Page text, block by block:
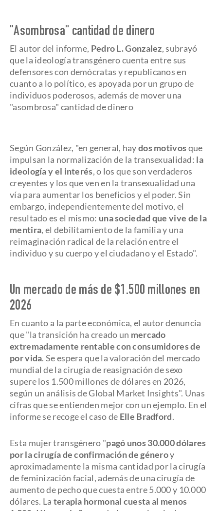
"Asombrosa" cantidad de dinero
El autor del informe, Pedro L. Gonzalez, subrayó
que la ideología transgénero cuenta entre sus
defensores con demócratas y republicanos en
cuanto a lo político, es apoyada por un grupo de
individuos poderosos, además de mover una
"asombrosa" cantidad de dinero
Según González, "en general, haydos motivosque
impulsan la normalización de la transexualidad: la
ideología y el interés, o los que son verdaderos
creyentes y los que ven en la transexualidad una
vía para aumentar los beneficios y el poder. Sin
embargo, independientemente del motivo, el
resultado es el mismo: una sociedad que vive de la
mentira, el debilitamiento de la familia y una
reimaginación radical de la relación entre el
individuo y su cuerpo y el ciudadano y el Estado".
Un mercado de más de $1.500 millones en
2026
En cuanto a la parte económica, el autor denuncia
que "la transición ha creado un mercado
extremadamente rentable con consumidores de
por vida. Se espera que la valoración del mercado
mundial de la cirugía de reasignación de sexo
supere los 1.500 millones de dólares en 2026,
según un análisis de Global Market Insights". Unas
cifras que se entienden mejor con un ejemplo. En el
informe se recoge el caso de Elle Bradford.
Esta mujer transgénero "pagó unos 30.000 dólares
por la cirugía de confirmación de géneroy
aproximadamente la misma cantidad por la cirugía
de feminización facial, además de una cirugía de
aumento de pecho que cuesta entre 5.000 y 10.000
dólares. La terapia hormonal cuesta al menos